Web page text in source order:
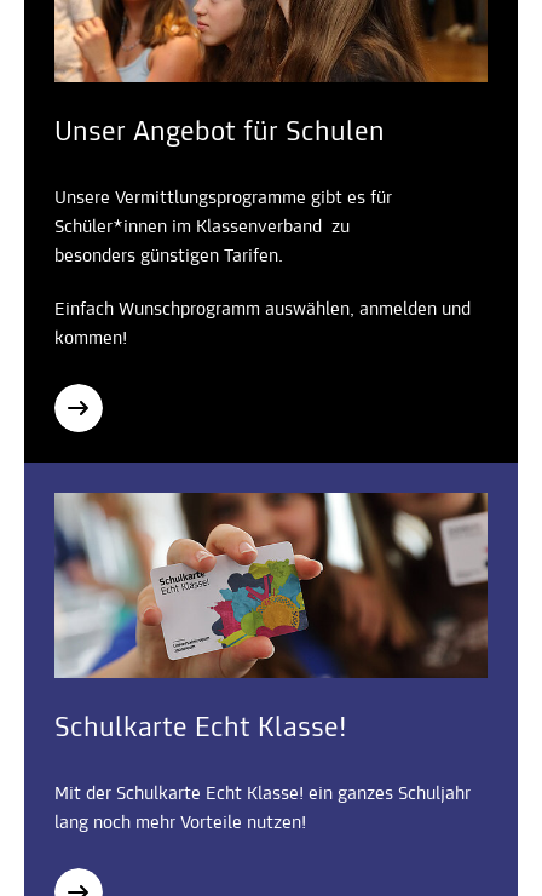
Unser Angebot für Schulen
Unsere Vermittlungsprogramme gibt es für
Schüler*innen im Klassenverband zu
besonders günstigen Tarifen.
Einfach Wunschprogramm auswählen, anmelden und
kommen!
Schulkarte Echt Klasse!
Mit der Schulkarte Echt Klasse! ein ganzes Schuljahr
lang noch mehr Vorteile nutzen!